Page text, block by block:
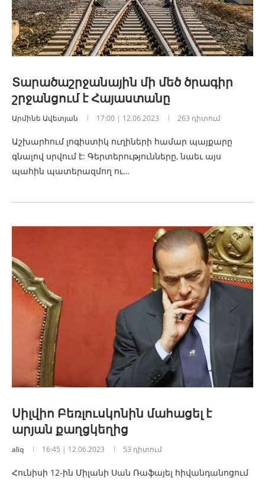
Տարածաշրջանային մի մեծ ծրագիր
շրջանցում է Հայաստանը
Արմինե Ավետյան 17:00 | 12.06.2023 263 դիտում
Աշխարհում լոգիստիկ ուղիների համար պայքարը
գնալով սրվում է: Գերտերությունները, նաեւ այս
պահին պատերազմող ու…
Սիլվիո Բեռլուսկոնին մահացել է
արյան քաղցկեղից
aliq 16:45 | 12.06.2023 53 դիտում
Հունիսի 12-ին Միլանի Սան Ռաֆայել հիվանդանոցում